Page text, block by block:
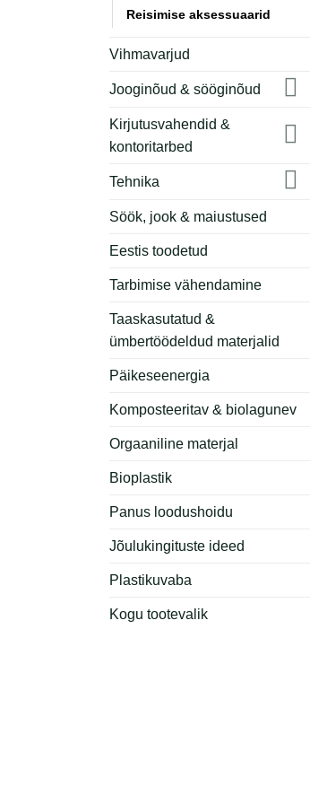
Reisimise aksessuaarid
Vihmavarjud
Jooginõud & sööginõud
Kirjutusvahendid &
kontoritarbed
Tehnika
Söök, jook & maiustused
Eestis toodetud
Tarbimise vähendamine
Taaskasutatud &
ümbertöödeldud materjalid
Päikeseenergia
Komposteeritav & biolagunev
Orgaaniline materjal
Bioplastik
Panus loodushoidu
Jõulukingituste ideed
Plastikuvaba
Kogu tootevalik
Lekkekindel kohvitops
+ KM 24% €18.51